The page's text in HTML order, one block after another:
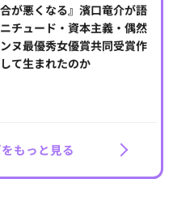
合が悪くなる』濱口竜介が語
チュード・資本主義・偶然
ヌ最優秀女優賞共同受賞作
て生まれたのか
もっと見る